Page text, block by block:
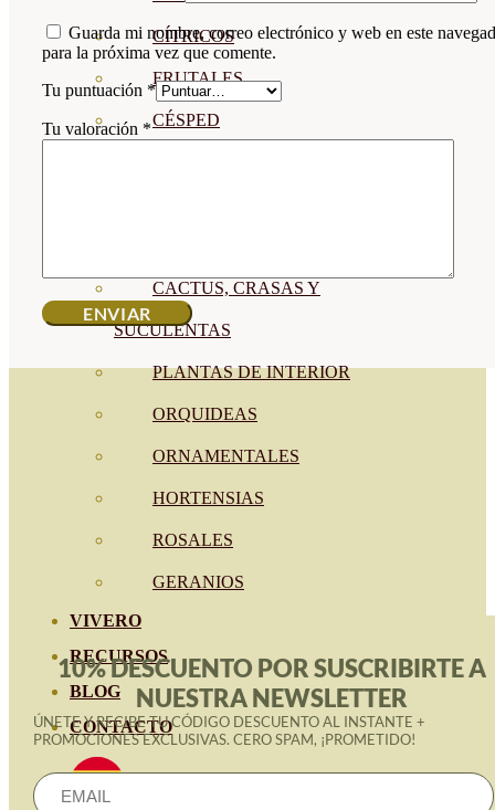
CÍTRICOS
FRUTALES
CÉSPED
CACTUS, CRASAS Y
SUCULENTAS
PLANTAS DE INTERIOR
ORQUIDEAS
ORNAMENTALES
HORTENSIAS
ROSALES
GERANIOS
VIVERO
RECURSOS
BLOG
CONTACTO
Guarda mi nombre, correo electrónico y web en este
para la próxima vez que comente.
Tu puntuación *
Tu valoración *
10% DESCUENTO POR SUSCRIBIRTE A
NUESTRA NEWSLETTER
ÚNETE Y RECIBE TU CÓDIGO DESCUENTO AL INSTANTE +
PROMOCIONES EXCLUSIVAS. CERO SPAM, ¡PROMETIDO!